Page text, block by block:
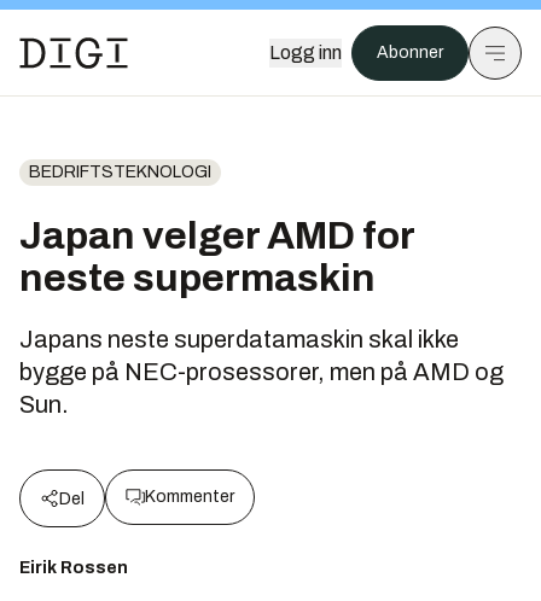
Logg inn Abonner
BEDRIFTSTEKNOLOGI
Japan velger AMD for
neste supermaskin
Japans neste superdatamaskin skal ikke
bygge på NEC-prosessorer, men på AMD og
Sun.
Del Kommenter
Eirik Rossen